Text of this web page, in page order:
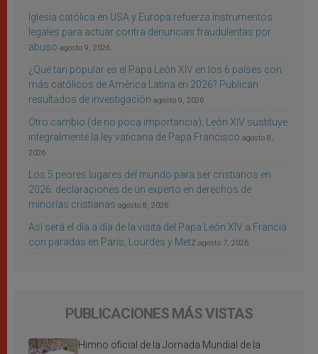
Iglesia católica en USA y Europa refuerza instrumentos
legales para actuar contra denuncias fraudulentas por
abuso agosto 9, 2026
¿Qué tan popular es el Papa León XIV en los 6 países con
más católicos de América Latina en 2026? Publican
resultados de investigación agosto 9, 2026
Otro cambio (de no poca importancia): León XIV sustituye
integralmente la ley vaticana de Papa Francisco agosto 8,
2026
Los 5 peores lugares del mundo para ser cristianos en
2026: declaraciones de un experto en derechos de
minorías cristianas agosto 8, 2026
Así será el día a día de la visita del Papa León XIV a Francia
con paradas en París, Lourdes y Metz agosto 7, 2026
PUBLICACIONES MÁS VISTAS
Himno oficial de la Jornada Mundial de la